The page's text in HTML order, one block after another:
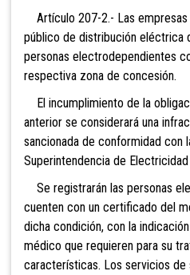
Artículo 207-2.- Las
público de distribución eléctrica
personas electrodependientes
respectiva zona de concesión.
El incumplimiento de la
anterior se considerará una
sancionada de conformidad con
Superintendencia de
Se registrarán las personas
cuenten con un certificado del
dicha condición, con la
médico que requieren para su
características. Los servicios de